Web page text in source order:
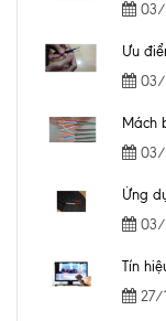
03/
03/
03/
Ứng
03/
27/